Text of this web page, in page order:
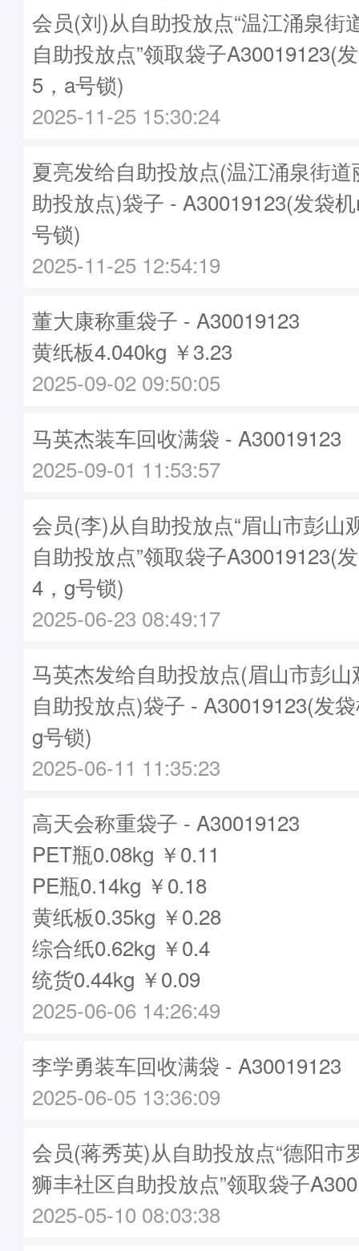
会员(刘)从自助投放点“温江涌泉街
自助投放点”领取袋子A30019123(
5，a号锁)
2025-11-25 15:30:24
夏亮发给自助投放点(温江涌泉街
助投放点)袋子 - A30019123(发袋
号锁)
2025-11-25 12:54:19
董大康称重袋子 - A30019123
黄纸板4.040kg ￥3.23
2025-09-02 09:50:05
马英杰装车回收满袋 - A30019123
2025-09-01 11:53:57
会员(李)从自助投放点“眉山市彭山
自助投放点”领取袋子A30019123(
4，g号锁)
2025-06-23 08:49:17
马英杰发给自助投放点(眉山市彭
自助投放点)袋子 - A30019123(发
g号锁)
2025-06-11 11:35:23
高天会称重袋子 - A30019123
PET瓶0.08kg ￥0.11
PE瓶0.14kg ￥0.18
黄纸板0.35kg ￥0.28
综合纸0.62kg ￥0.4
统货0.44kg ￥0.09
2025-06-06 14:26:49
李学勇装车回收满袋 - A30019123
2025-06-05 13:36:09
会员(蒋秀英)从自助投放点“德阳市
狮丰社区自助投放点”领取袋子
2025-05-10 08:03:38